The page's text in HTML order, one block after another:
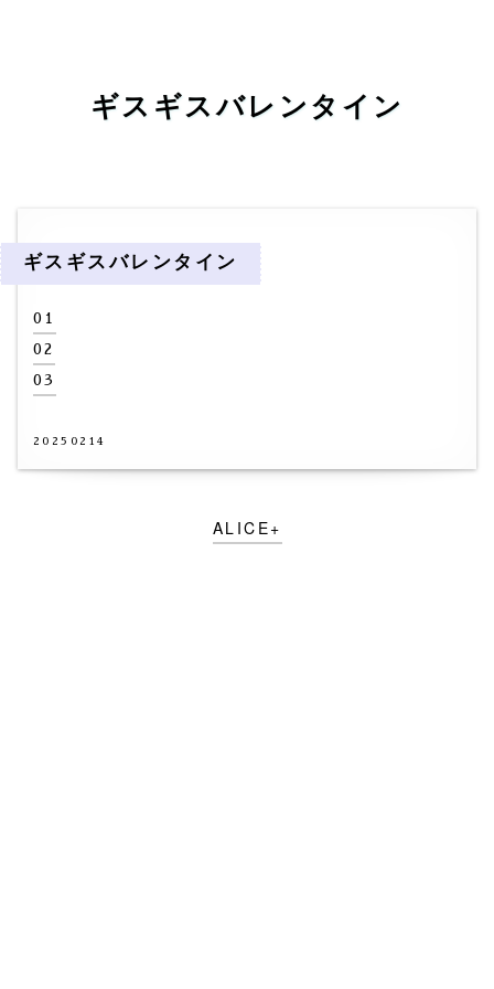
ギスギスバレンタイン
ギスギスバレンタイン
01
02
03
20250214
ALICE+